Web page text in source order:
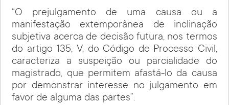
“O prejulgamento de uma causa ou a
manifestação extemporânea de inclinação
subjetiva acerca de decisão futura, nos termos
do artigo 135, V, do Código de Processo Civil,
caracteriza a suspeição ou parcialidade do
magistrado, que permitem afastá-lo da causa
por demonstrar interesse no julgamento em
favor de alguma das partes”.